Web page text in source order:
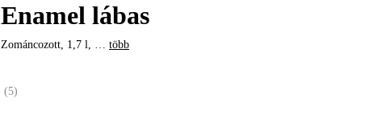
Enamel lábas
Zománcozott, 1,7 l, … több
(5)